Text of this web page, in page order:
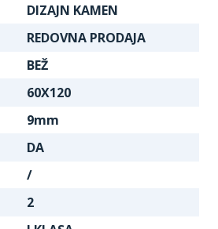
DIZAJN KAMEN
REDOVNA PRODAJA
BEŽ
60X120
9mm
DA
/
2